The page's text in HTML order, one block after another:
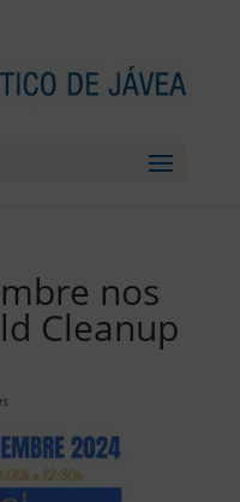
nos
Cleanup